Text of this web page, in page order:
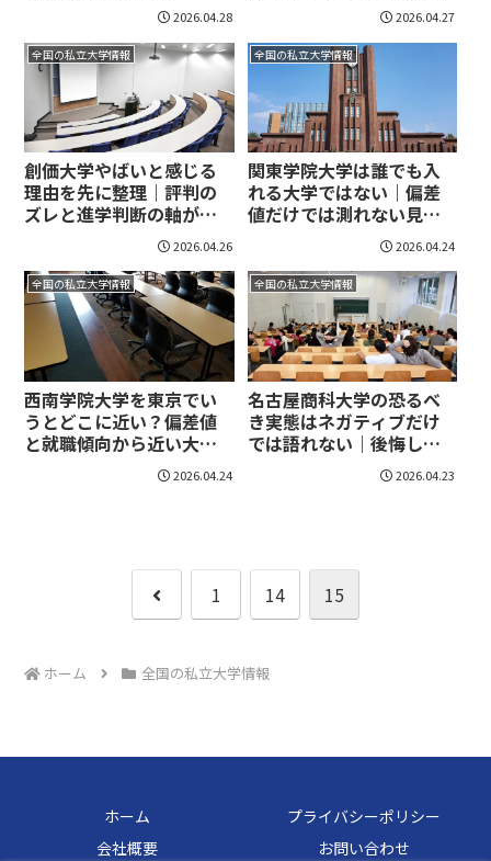
2026.04.28 2026.04.27
全国の私立大学情報
創価大学やばいと感じる
理由を先に整理｜評判の
ズレと進学判断の軸が見
2026.04.26
全国の私立大学情報
関東学院大学は誰でも入
れる大学ではない｜偏差
値だけでは測れない見方
2026.04.24
全国の私立大学情報
西南学院大学を東京でい
うとどこに近い？偏差値
と就職傾向から近い大学
2026.04.24
全国の私立大学情報
名古屋商科大学の恐るべ
き実態はネガティブだけ
では語れない｜後悔しな
い見方と向き不向きを整
2026.04.23
前
1 14 15
ホーム 全国の私立大学情報
ホーム
プライバシーポリシー
会社概要
お問い合わせ